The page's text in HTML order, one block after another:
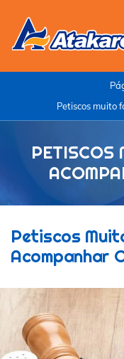
Petiscos muito
PETISCOS
Petiscos
Acompanhar